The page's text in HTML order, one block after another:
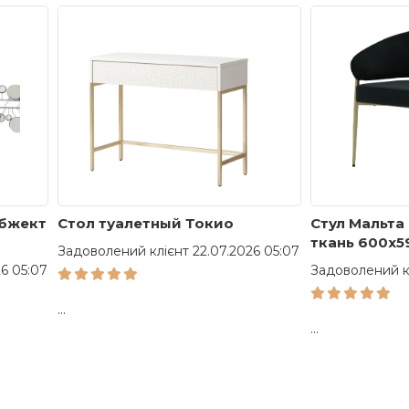
убедиться, что он подарит здоровый сон. Это
опорно-двигательного аппарата необходимо
05:07
Стол туалетный Токио
Задоволений клієнт 22.07.2026 05:07
...
Стул
ткань
ноги золотые
Задоволений
...